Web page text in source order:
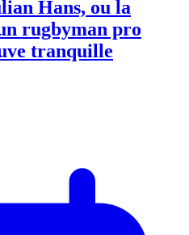
Hans, ou la
rugbyman pro
tranquille